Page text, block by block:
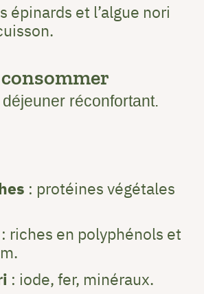
épinards et l’algue nori
réconfortant.
: protéines végétales
: riches en polyphénols et
: iode, fer, minéraux.